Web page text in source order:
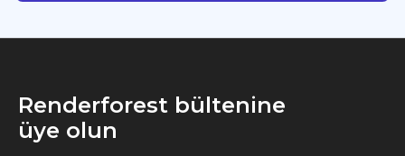
Renderforest bültenine
üye olun